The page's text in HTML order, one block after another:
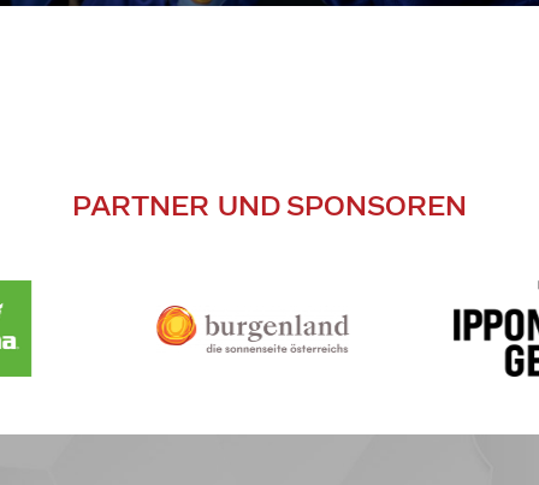
PARTNER UND SPONSOREN